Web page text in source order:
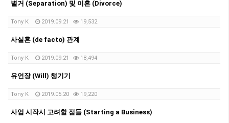
별거 (Separation) 및 이혼 (Divorce)
Tony K 2019.09.21 19,532
사실혼 (de facto) 관계
Tony K 2019.09.21 18,494
유언장 (Will) 챙기기
Tony K 2019.05.20 19,220
사업 시작시 고려할 점들 (Starting a Business)